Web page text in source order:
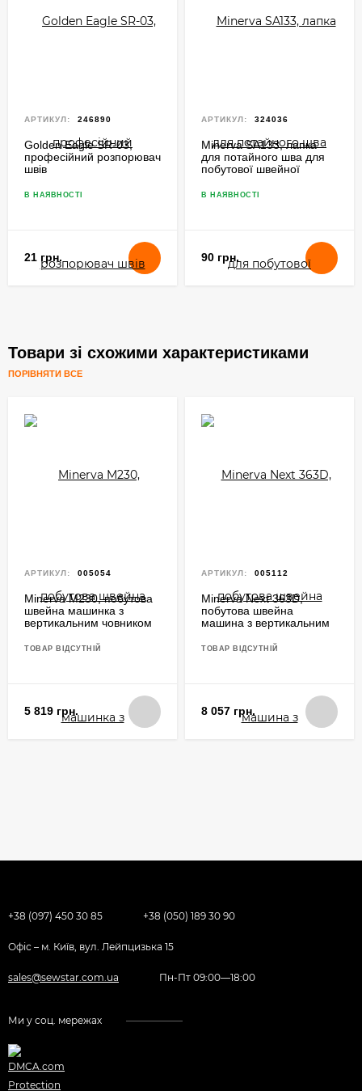
АРТИКУЛ: 246890
Golden Eagle SR-03,
професійний розпорювач
швів
В НАЯВНОСТІ
21 грн.
АРТИКУЛ: 324036
Minerva SA133, лапка
для потайного шва для
побутової швейної
В НАЯВНОСТІ
90 грн.
Товари зі схожими характеристиками
ПОРІВНЯТИ ВСЕ
АРТИКУЛ: 005054
Minerva M230, побутова
швейна машинка з
вертикальним човником
петлею
ТОВАР ВІДСУТНІЙ
5 819 грн.
АРТИКУЛ: 005112
Minerva Next 363D,
побутова швейна
машина з вертикальним
напівавтоматичною
ТОВАР ВІДСУТНІЙ
8 057 грн.
+38 (097) 450 30 85 +38 (050) 189 30 90
Офіс – м. Київ, вул. Лейпцизька 15
sales@sewstar.com.ua Пн-Пт 09:00—18:00
Ми у соц. мережах